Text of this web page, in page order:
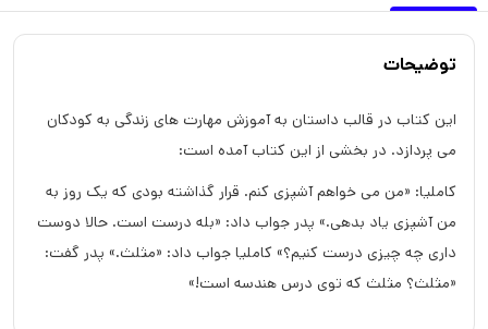
توضیحات
این کتاب در قالب داستان به آموزش مهارت های زندگی به کودکان
می پردازد. در بخشی از این کتاب آمده است:
کاملیا: «من می خواهم آشپزی کنم. قرار گذاشته بودی که یک روز به
من آشپزی یاد بدهی.» پدر جواب داد: «بله درست است. حالا دوست
داری چه چیزی درست کنیم؟» کاملیا جواب داد: «مثلث.» پدر گفت:
«مثلث؟ مثلث که توی درس هندسه است!»